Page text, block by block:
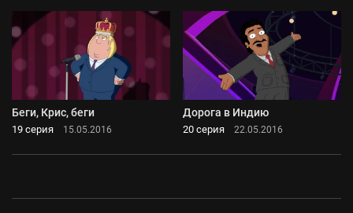
Беги, Крис, беги
19 серия 15.05.2016
Дорога в Индию
20 серия 22.05.2016